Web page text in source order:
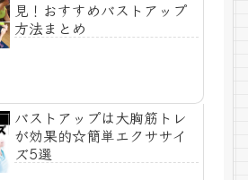
見！おすすめバストアップ
方法まとめ
バストアップは大胸筋トレ
が効果的☆簡単エクササイ
ズ5選